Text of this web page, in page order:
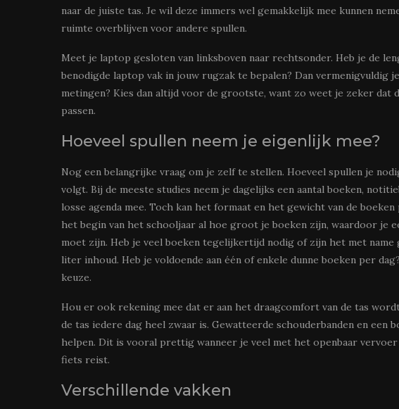
naar de juiste tas. Je wil deze immers wel gemakkelijk mee kunnen
ruimte overblijven voor andere spullen.
Meet je laptop gesloten van linksboven naar rechtsonder. Heb je de
benodigde laptop vak in jouw rugzak te bepalen? Dan vermenigvuldig
metingen? Kies dan altijd voor de grootste, want zo weet je zeker dat
passen.
Hoeveel spullen neem je eigenlijk mee?
Nog een belangrijke vraag om je zelf te stellen. Hoeveel spullen je
volgt. Bij de meeste studies neem je dagelijks een aantal boeken,
losse agenda mee. Toch kan het formaat en het gewicht van de
het begin van het schooljaar al hoe groot je boeken zijn, waardoor je
moet zijn. Heb je veel boeken tegelijkertijd nodig of zijn het met name
liter inhoud. Heb je voldoende aan één of enkele dunne boeken per
keuze.
Hou er ook rekening mee dat er aan het draagcomfort van de tas
de tas iedere dag heel zwaar is. Gewatteerde schouderbanden en een
helpen. Dit is vooral prettig wanneer je veel met het openbaar
fiets reist.
Verschillende vakken